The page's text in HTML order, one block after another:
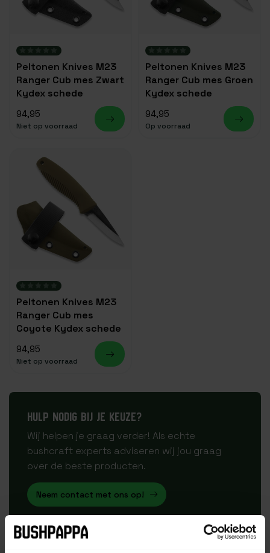
Peltonen Knives M23
Ranger Cub mes Zwart
Kydex schede
94,95
Niet op voorraad
Peltonen Knives M23
Ranger Cub mes Groen
Kydex schede
94,95
Op voorraad
Peltonen Knives M23
Ranger Cub mes
Coyote Kydex schede
94,95
Niet op voorraad
HULP NODIG BIJ JE KEUZE?
Wij helpen je graag verder! Als echte
bushcraft experts adviseren wij jou graag
over de beste producten.
Neem contact met ons op!